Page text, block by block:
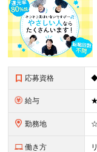
応募資格
給与
勤務地
働き方